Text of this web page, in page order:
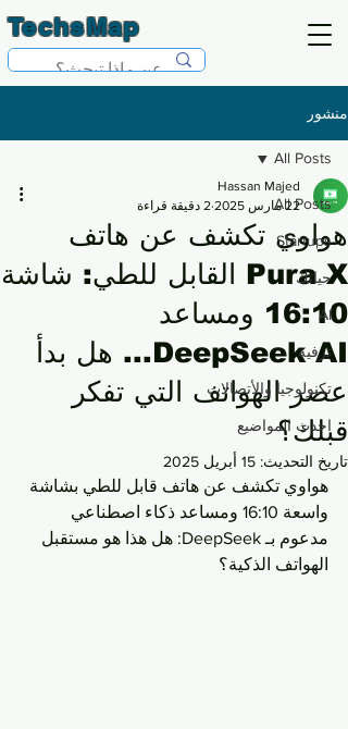
TechsMap
منشور
All Posts
Startups
حياتك
AI
ترفية
تكنولوجيا والأتصالات
احدث المواضيع
All Posts
هواوي تكشف عن هاتف
Pura X القابل للطي: شاشة
16:10 ومساعد
DeepSeek AI... هل بدأ
عصر الهواتف التي تفكر
قبلك؟
Hassan Majed
22 مارس 2025
2 دقيقة قراءة
تاريخ التحديث: 15 أبريل 2025
هواوي تكشف عن هاتف قابل للطي بشاشة
واسعة 16:10 ومساعد ذكاء اصطناعي
مدعوم بـ DeepSeek: هل هذا هو مستقبل
الهواتف الذكية؟